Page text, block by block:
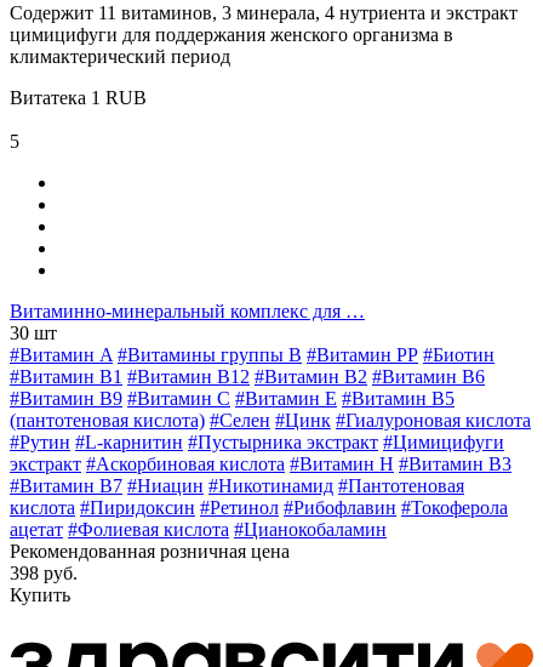
Содержит 11 витаминов, 3 минерала, 4 нутриента и экстракт
цимицифуги для поддержания женского организма в
климактерический период
Витатека 1 RUB
5
Витаминно-минеральный комплекс для …
30 шт
#Витамин A #Витамины группы В #Витамин РР #Биотин
#Витамин B1 #Витамин B12 #Витамин B2 #Витамин B6
#Витамин B9 #Витамин C #Витамин E #Витамин В5
(пантотеновая кислота) #Селен #Цинк #Гиалуроновая кислота
#Рутин #L-карнитин #Пустырника экстракт #Цимицифуги
экстракт #Аскорбиновая кислота #Витамин H #Витамин В3
#Витамин В7 #Ниацин #Никотинамид #Пантотеновая
кислота #Пиридоксин #Ретинол #Рибофлавин #Токоферола
ацетат #Фолиевая кислота #Цианокобаламин
Рекомендованная розничная цена
398 руб.
Купить